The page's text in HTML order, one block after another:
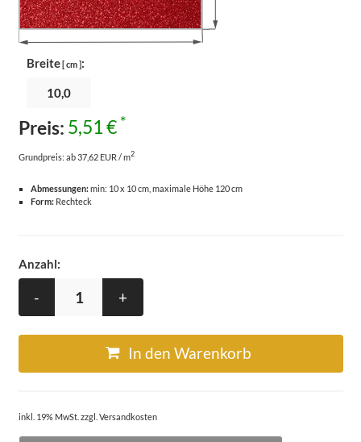
Breite[ cm ]:
Preis: 5,51 € *
Grundpreis: ab 37,62 EUR / m2
Abmessungen:min: 10 x 10 cm, maximale Höhe 120 cm
Form:Rechteck
Anzahl:
- +
In den Warenkorb
inkl. 19% MwSt. zzgl. Versandkosten